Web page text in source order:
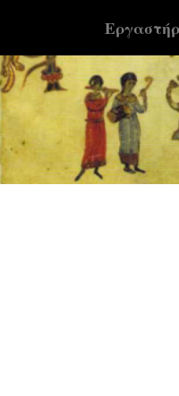
content